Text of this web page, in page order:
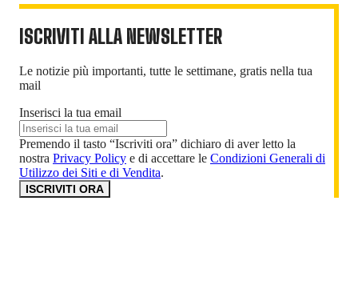
ISCRIVITI ALLA NEWSLETTER
Le notizie più importanti, tutte le settimane, gratis nella tua
mail
Inserisci la tua email
Premendo il tasto “Iscriviti ora” dichiaro di aver letto la
nostra Privacy Policy e di accettare le Condizioni Generali di
Utilizzo dei Siti e di Vendita.
ISCRIVITI ORA